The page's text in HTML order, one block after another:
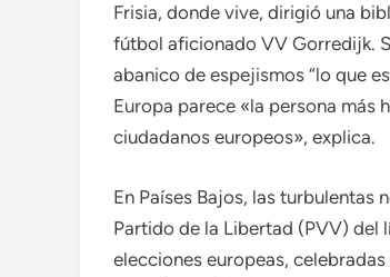
Frisia, donde vive, dirigió una
fútbol aficionado VV Gorredijk.
abanico de espejismos “lo que
Europa parece «la persona más
ciudadanos europeos», explica.
En Países Bajos, las
Partido de la Libertad (PVV) del
elecciones europeas,